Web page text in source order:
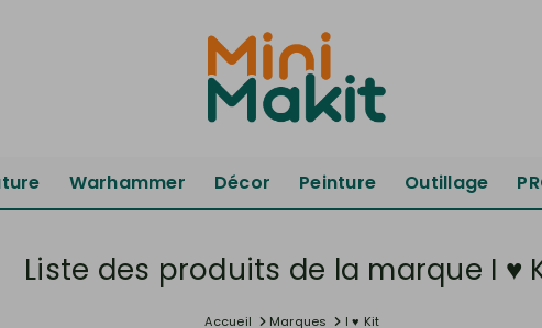
Warhammer Décor Peinture Outillage
Liste des produits de la marque I ♥
Accueil Marques I ♥ Kit